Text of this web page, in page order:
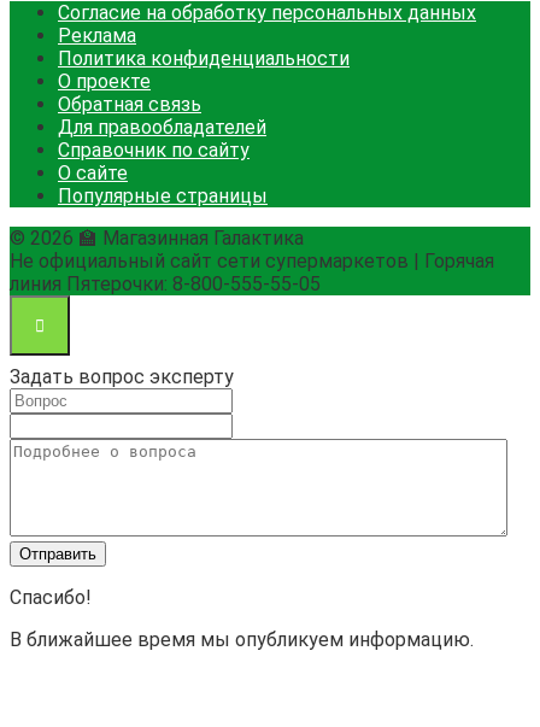
Согласие на обработку персональных данных
Реклама
Политика конфиденциальности
О проекте
Обратная связь
Для правообладателей
Справочник по сайту
О сайте
Популярные страницы
© 2026 🏫 Магазинная Галактика
Не официальный сайт сети супермаркетов | Горячая
линия Пятерочки: 8-800-555-55-05
Задать вопрос эксперту
Спасибо!
В ближайшее время мы опубликуем информацию.